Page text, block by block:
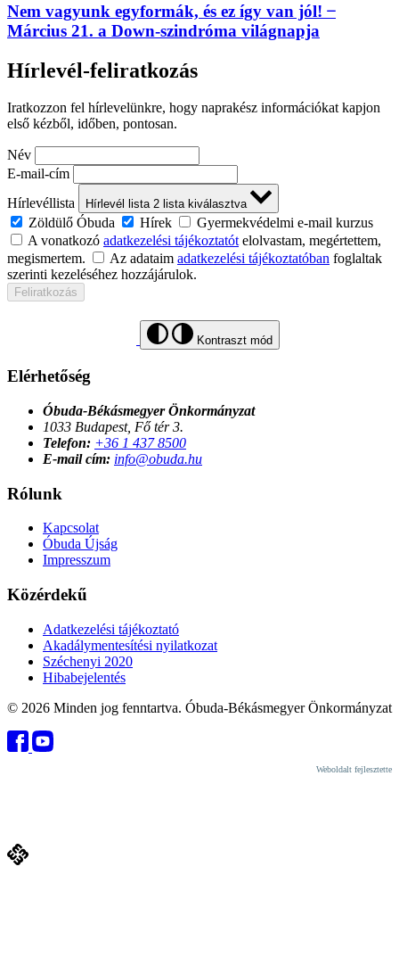
Nem vagyunk egyformák, és ez így van jól! ̶
Március 21. a Down-szindróma világnapja
Hírlevél-feliratkozás
Iratkozzon fel hírlevelünkre, hogy naprakész információkat kapjon
első kézből, időben, pontosan.
Név
E-mail-cím
Hírlevéllista
Hírlevél lista 2 lista kiválasztva
Zöldülő Óbuda Hírek
Gyermekvédelmi e-mail kurzus
A vonatkozó adatkezelési tájékoztatótelolvastam, megértettem,
megismertem.
Az adataim adatkezelési tájékoztatóban foglaltak
szerinti kezeléséhez hozzájárulok.
Feliratkozás
Kontraszt mód
Elérhetőség
Óbuda-Békásmegyer Önkormányzat
1033 Budapest, Fő tér 3.
Telefon: +36 1 437 8500
E-mail cím: info@obuda.hu
Rólunk
Kapcsolat
Óbuda Újság
Impresszum
Közérdekű
Adatkezelési tájékoztató
Akadálymentesítési nyilatkozat
Széchenyi 2020
Hibabejelentés
© 2026 Minden jog fenntartva. Óbuda-Békásmegyer Önkormányzat
Weboldalt fejlesztette